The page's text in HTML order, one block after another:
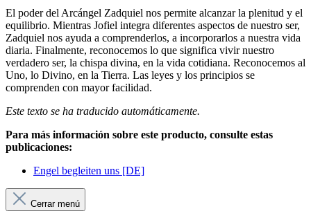
El poder del Arcángel Zadquiel nos permite alcanzar la plenitud y el
equilibrio. Mientras Jofiel integra diferentes aspectos de nuestro ser,
Zadquiel nos ayuda a comprenderlos, a incorporarlos a nuestra vida
diaria. Finalmente, reconocemos lo que significa vivir nuestro
verdadero ser, la chispa divina, en la vida cotidiana. Reconocemos al
Uno, lo Divino, en la Tierra. Las leyes y los principios se
comprenden con mayor facilidad.
Este texto se ha traducido automáticamente.
Para más información sobre este producto, consulte estas
publicaciones:
Engel begleiten uns [DE]
Cerrar menú